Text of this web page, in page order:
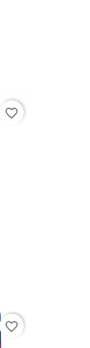
favorite_border
favorite_border